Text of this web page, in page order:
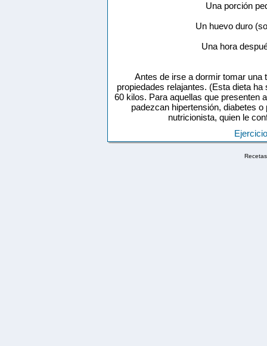
Una porción
Un huevo duro
Una hora
Antes de irse a dormir tomar una
propiedades relajantes. (Esta dieta
60 kilos. Para aquellas que presenten
padezcan hipertensión, diabetes
nutricionista, quien le